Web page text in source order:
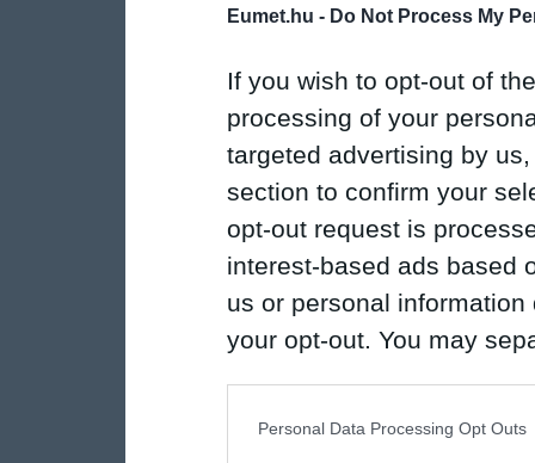
Eumet.hu - Do Not Process My
If you wish to opt-out of
processing of your
targeted advertising by
section to confirm your
opt-out request is
interest-based ads based
us or personal
your opt-out. You may
Personal Data Processing Opt Outs